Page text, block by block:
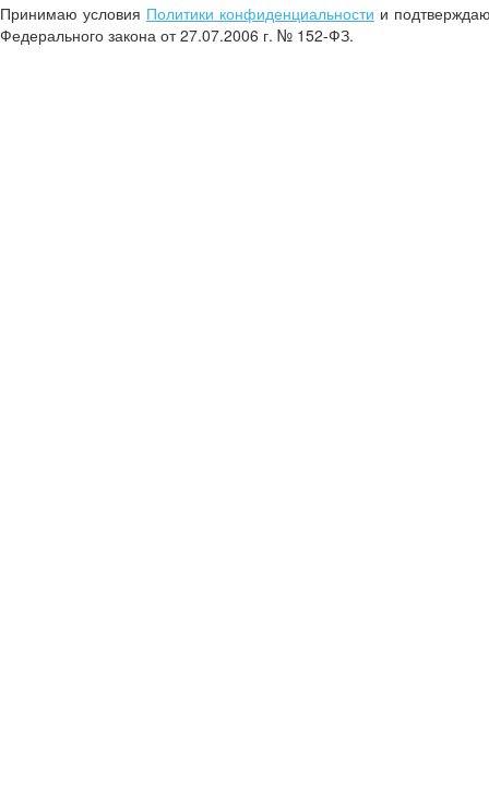
Принимаю условия Политики конфиденциальности и
Федерального закона от 27.07.2006 г. № 152-ФЗ.